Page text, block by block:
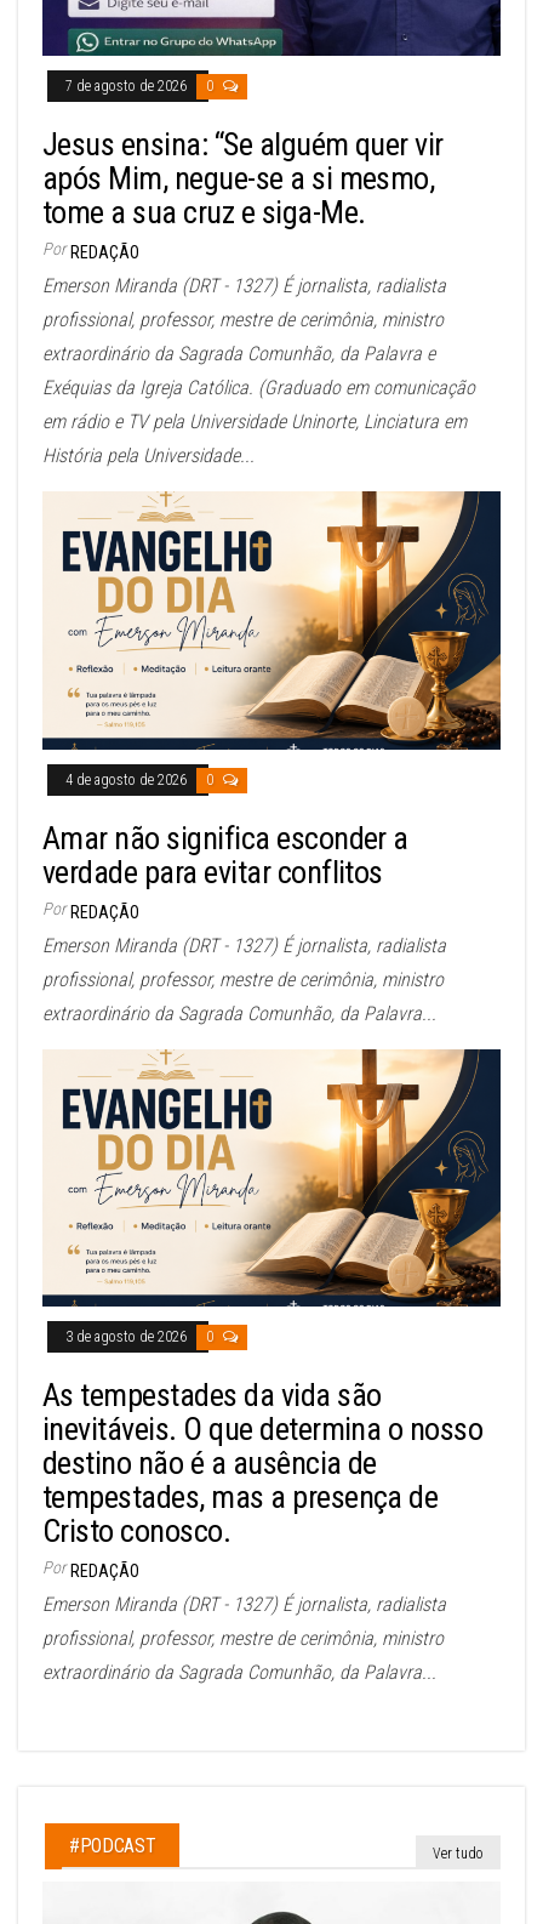
7 de agosto de 2026 0
Jesus ensina: “Se alguém quer vir
após Mim, negue-se a si mesmo,
tome a sua cruz e siga-Me.
Por REDAÇÃO
Emerson Miranda (DRT - 1327) É jornalista, radialista
profissional, professor, mestre de cerimônia, ministro
extraordinário da Sagrada Comunhão, da Palavra e
Exéquias da Igreja Católica. (Graduado em comunicação
em rádio e TV pela Universidade Uninorte, Linciatura em
História pela Universidade...
4 de agosto de 2026 0
Amar não significa esconder a
verdade para evitar conflitos
Por REDAÇÃO
Emerson Miranda (DRT - 1327) É jornalista, radialista
profissional, professor, mestre de cerimônia, ministro
extraordinário da Sagrada Comunhão, da Palavra...
3 de agosto de 2026 0
As tempestades da vida são
inevitáveis. O que determina o nosso
destino não é a ausência de
tempestades, mas a presença de
Cristo conosco.
Por REDAÇÃO
Emerson Miranda (DRT - 1327) É jornalista, radialista
profissional, professor, mestre de cerimônia, ministro
extraordinário da Sagrada Comunhão, da Palavra...
#PODCAST Ver tudo